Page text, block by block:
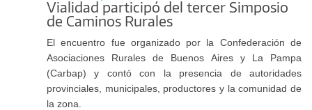
Vialidad participó del tercer Simposio
de Caminos Rurales
El encuentro fue organizado por la Confederación de
Asociaciones Rurales de Buenos Aires y La Pampa
(Carbap) y contó con la presencia de autoridades
provinciales, municipales, productores y la comunidad de
la zona.